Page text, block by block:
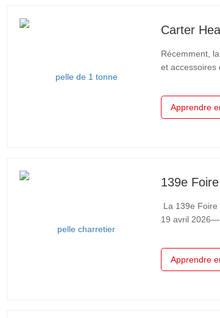
Récemment,
et accessoires
verte et
Apprendre
La 139e
19 avril 2026—
Industry est
Apprendre